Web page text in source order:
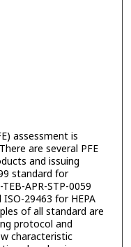
assessment is
are several PFE
and issuing
standard for
APR-STP-0059
29463 for HEPA
of all standard are
protocol and
characteristic